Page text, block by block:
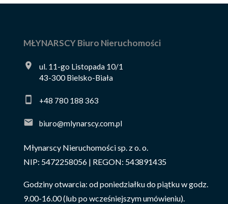
MŁYNARSCY Biuro Nieruchomości
ul. 11-go Listopada 10/1
43-300 Bielsko-Biała
+48 780 188 363
biuro@mlynarscy.com.pl
Młynarscy Nieruchomości sp. z o. o.
NIP: 5472258056 | REGON: 543891435
Godziny otwarcia: od poniedziałku do piątku w godz.
9.00-16.00 (lub po wcześniejszym umówieniu).